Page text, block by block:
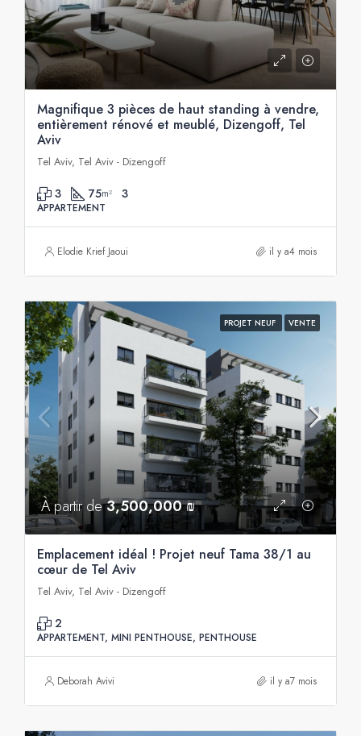
Magnifique 3 pièces de haut standing à vendre,
entièrement rénové et meublé, Dizengoff, Tel
Aviv
Tel Aviv, Tel Aviv - Dizengoff
3 75m² 3
APPARTEMENT
Elodie Krief Jaoui il y a4 mois
PROJET NEUF VENTE
À partir de3,500,000 ₪
Emplacement idéal ! Projet neuf Tama 38/1 au
cœur de Tel Aviv
Tel Aviv, Tel Aviv - Dizengoff
2
APPARTEMENT, MINI PENTHOUSE, PENTHOUSE
Deborah Avivi il y a7 mois